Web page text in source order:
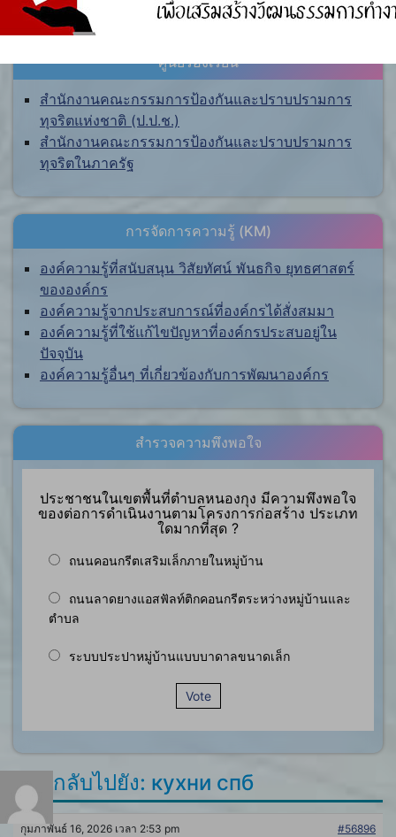
ศูนย์ร้องเรียน
สำนักงานคณะกรรมการป้องกันและปราบปรามการ
ทุจริตแห่งชาติ (ป.ป.ช.)
สำนักงานคณะกรรมการป้องกันและปราบปรามการ
ทุจริตในภาครัฐ
การจัดการความรู้ (KM)
องค์ความรู้ที่สนับสนุน วิสัยทัศน์ พันธกิจ ยุทธศาสตร์
ขององค์กร
องค์ความรู้จากประสบการณ์ที่องค์กรได้สั่งสมมา
องค์ความรู้ที่ใช้แก้ไขปัญหาที่องค์กรประสบอยู่ใน
ปัจจุบัน
องค์ความรู้อื่นๆ ที่เกี่ยวข้องกับการพัฒนาองค์กร
สำรวจความพึงพอใจ
ประชาชนในเขตพื้นที่ตำบลหนองกุง มีความพึงพอใจ
ของต่อการดำเนินงานตามโครงการก่อสร้าง ประเภท
ใดมากที่สุด ?
ถนนคอนกรีตเสริมเล็กภายในหมู่บ้าน
ถนนลาดยางแอสฟัลท์ติกคอนกรีตระหว่างหมู่บ้านและ
ตำบล
ระบบประปาหมู่บ้านแบบบาดาลขนาดเล็ก
Vote
ตอบกลับไปยัง: кухни спб
กุมภาพันธ์ 16, 2026 เวลา 2:53 pm
#56896